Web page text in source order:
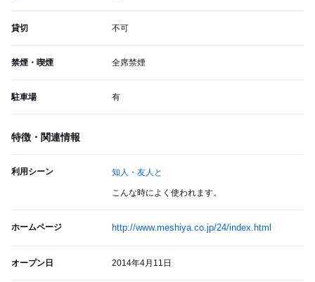
貸切 不可
禁煙・喫煙 全席禁煙
駐車場 有
特徴・関連情報
利用シーン 知人・友人と
こんな時によく使われます。
ホームページ http://www.meshiya.co.jp/24/index.html
オープン日 2014年4月11日